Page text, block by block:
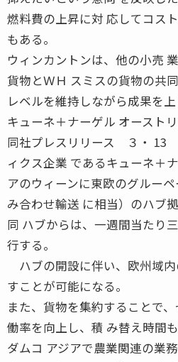
燃料費の上昇に対 応してコス
もある。
ウィンカントンは、他の小売
貨物とＷＨ スミスの貨物の共
レベルを維持しながら成果を上
キューネ＋ナーゲル オースト
同社プレスリリース ３・ 13
ィクス企業 であるキューネ＋
アのウィーンに東欧のグルー
み合わせ輸送 に相当）のハブ
同 ハブからは、一週間当たり
行する。
ハブの開設に伴い、欧州域
すことが可能になる。
また、貨物を集約することで
働率を向上し、積 み替え時間
ダムコ アジアで農業関連の業